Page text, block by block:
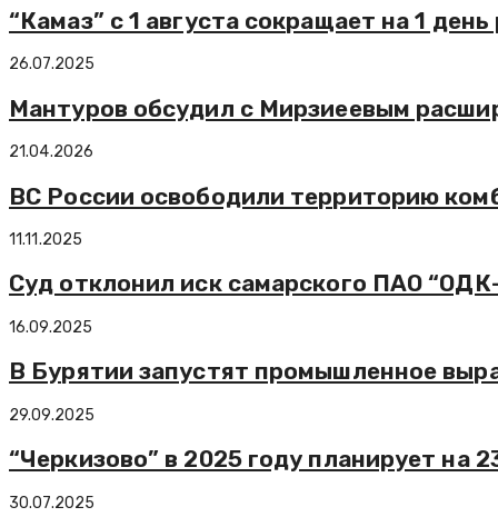
“Камаз” с 1 августа сокращает на 1
26.07.2025
Мантуров обсудил с Мирзиеевым
21.04.2026
ВС России освободили территорию
11.11.2025
Суд отклонил иск самарского ПАО
16.09.2025
В Бурятии запустят промышленное
29.09.2025
“Черкизово” в 2025 году планирует на
30.07.2025